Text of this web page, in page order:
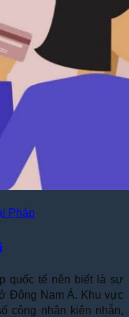
Pháp
quốc tế nên biết là sự
Đông Nam Á. Khu vực
công nhân kiên nhẫn,